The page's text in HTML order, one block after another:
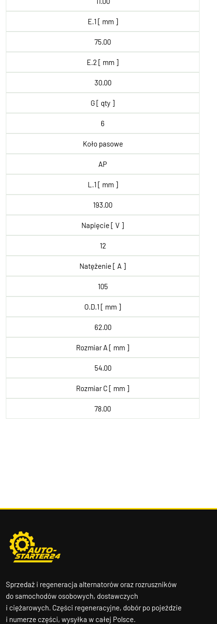
E.1 [ mm ]
75.00
E.2 [ mm ]
30.00
G [ qty ]
6
Koło pasowe
AP
L.1 [ mm ]
193.00
Napięcie [ V ]
12
Natężenie [ A ]
105
O.D.1 [ mm ]
62.00
Rozmiar A [ mm ]
54.00
Rozmiar C [ mm ]
78.00
Sprzedaż i regeneracja alternatorów oraz rozruszników
do samochodów osobowych, dostawczych
i ciężarowych. Części regeneracyjne, dobór po pojeździe
i numerze części, wysyłka w całej Polsce.